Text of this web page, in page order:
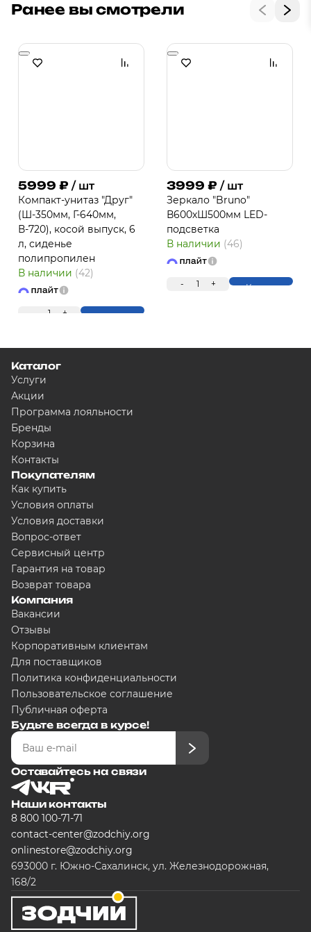
Ранее вы смотрели
5999 ₽ / шт
Компакт-унитаз "Друг"
(Ш-350мм, Г-640мм,
В-720), косой выпуск, 6
л, сиденье
полипропилен
В наличии (42)
1 + Купить
3999 ₽ / шт
Зеркало "Bruno"
В600хШ500мм LED-
подсветка
В наличии (46)
- 1 + Купить
Каталог
Услуги
Акции
Программа лояльности
Бренды
Корзина
Контакты
Покупателям
Как купить
Условия оплаты
Условия доставки
Вопрос-ответ
Сервисный центр
Гарантия на товар
Возврат товара
Компания
Вакансии
Отзывы
Корпоративным клиентам
Для поставщиков
Политика конфиденциальности
Пользовательское соглашение
Публичная оферта
Будьте всегда в курсе!
Оставайтесь на связи
Наши контакты
8 800 100-71-71
contact-center@zodchiy.org
onlinestore@zodchiy.org
693000 г. Южно-Сахалинск, ул. Железнодорожная,
168/2